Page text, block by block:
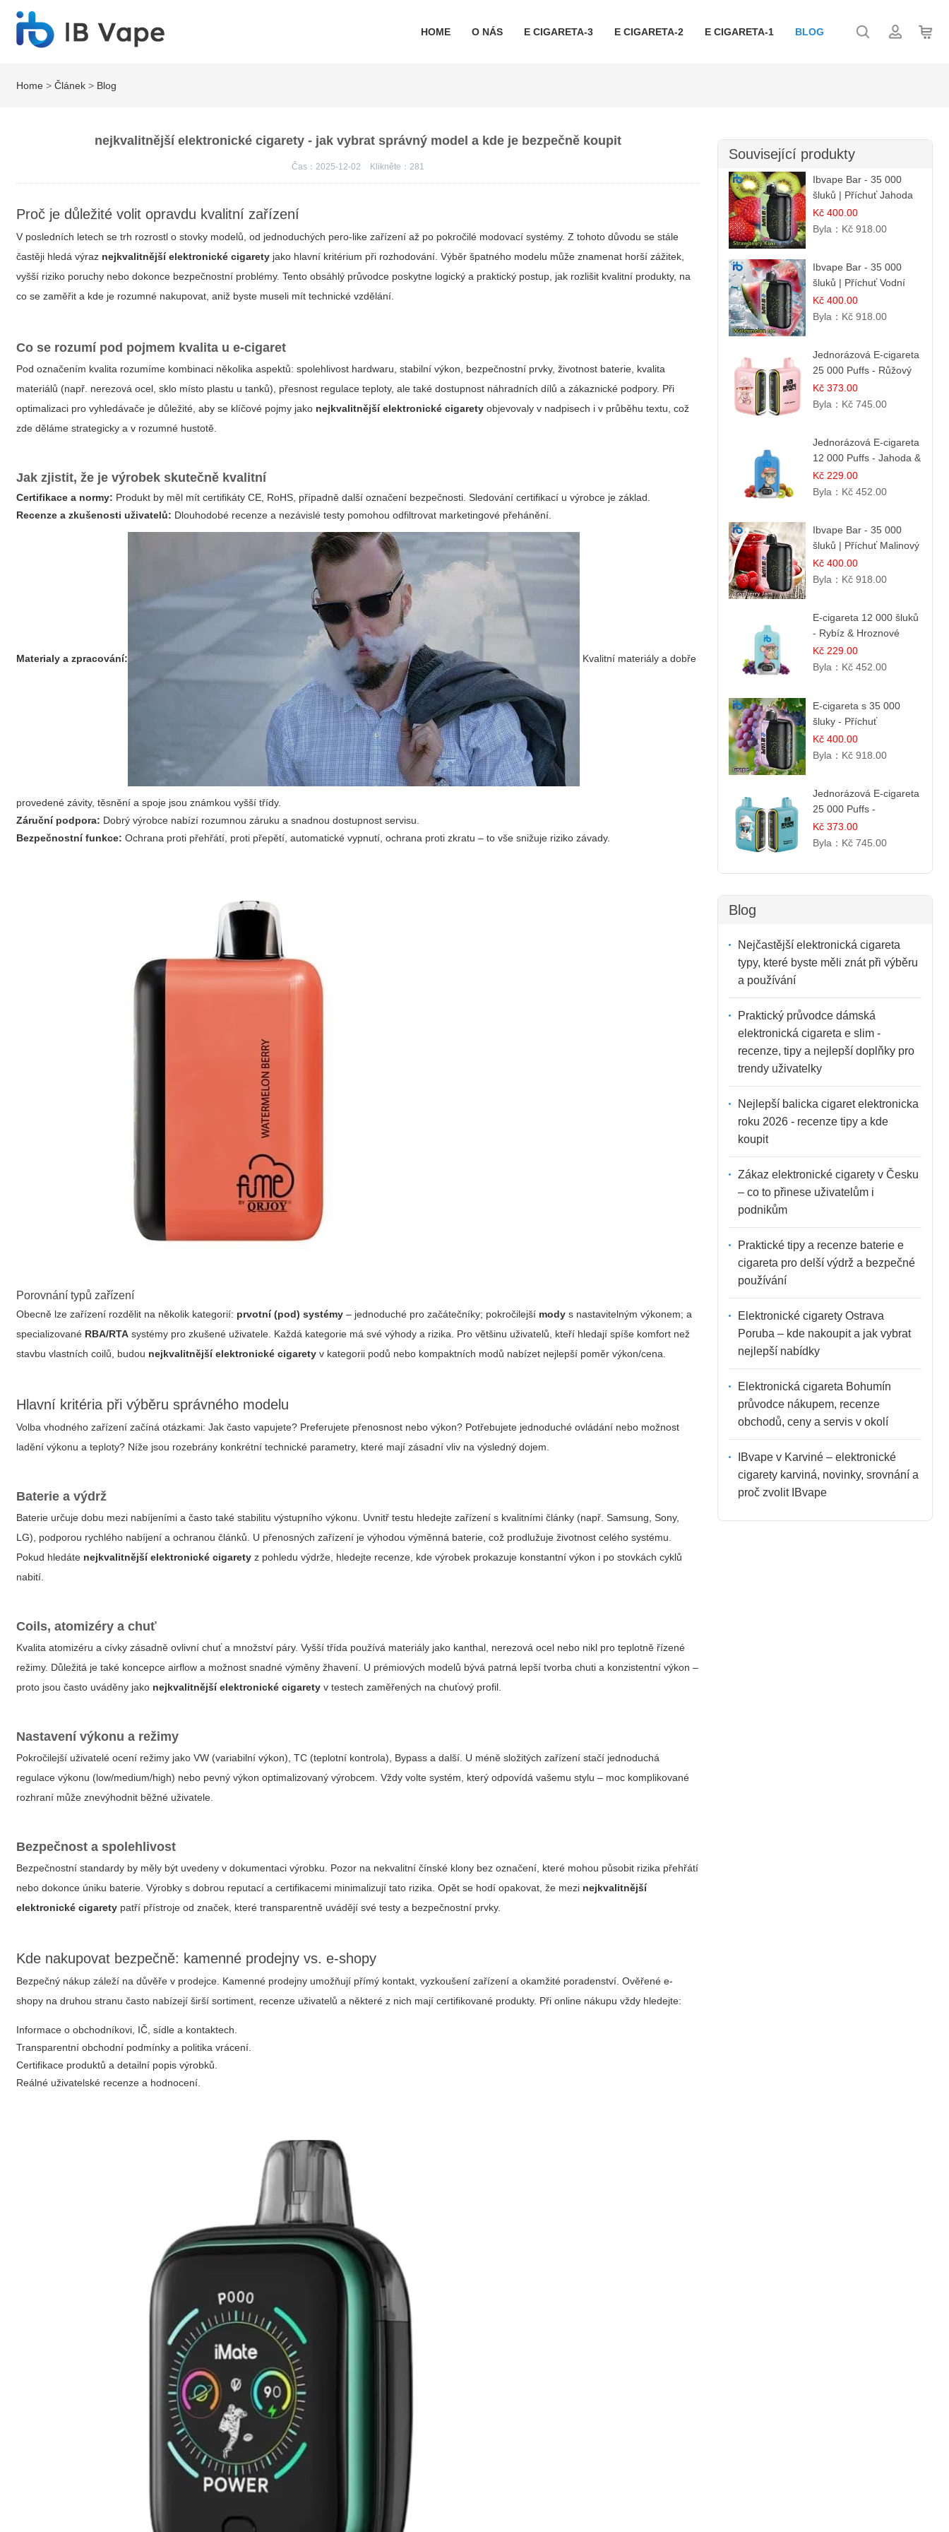
HOME O NÁS E CIGARETA-3 E CIGARETA-2 E CIGARETA-1 BLOG
Home >Článek > Blog
nejkvalitnější elektronické cigarety - jak vybrat správný model a kde je bezpečně koupit
Čas：2025-12-02 Klikněte： 281
Proč je důležité volit opravdu kvalitní zařízení
V posledních letech se trh rozrostl o stovky modelů, od jednoduchých pero-like zařízení až po pokročilé modovací systémy. Z tohoto důvodu se stále
častěji hledá výraz nejkvalitnější elektronické cigarety jako hlavní kritérium při rozhodování. Výběr špatného modelu může znamenat horší zážitek,
vyšší riziko poruchy nebo dokonce bezpečnostní problémy. Tento obsáhlý průvodce poskytne logický a praktický postup, jak rozlišit kvalitní produkty, na
co se zaměřit a kde je rozumné nakupovat, aniž byste museli mít technické vzdělání.
Co se rozumí pod pojmem kvalita u e-cigaret
Pod označením kvalita rozumíme kombinaci několika aspektů: spolehlivost hardwaru, stabilní výkon, bezpečnostní prvky, životnost baterie, kvalita
materiálů (např. nerezová ocel, sklo místo plastu u tanků), přesnost regulace teploty, ale také dostupnost náhradních dílů a zákaznické podpory. Při
optimalizaci pro vyhledávače je důležité, aby se klíčové pojmy jako nejkvalitnější elektronické cigarety objevovaly v nadpisech i v průběhu textu, což
zde děláme strategicky a v rozumné hustotě.
Jak zjistit, že je výrobek skutečně kvalitní
Certifikace a normy: Produkt by měl mít certifikáty CE, RoHS, případně další označení bezpečnosti. Sledování certifikací u výrobce je základ.
Recenze a zkušenosti uživatelů: Dlouhodobé recenze a nezávislé testy pomohou odfiltrovat marketingové přehánění.
Materialy a zpracování: Kvalitní materiály a dobře
provedené závity, těsnění a spoje jsou známkou vyšší třídy.
Záruční podpora: Dobrý výrobce nabízí rozumnou záruku a snadnou dostupnost servisu.
Bezpečnostní funkce: Ochrana proti přehřátí, proti přepětí, automatické vypnutí, ochrana proti zkratu – to vše snižuje riziko závady.
Porovnání typů zařízení
Obecně lze zařízení rozdělit na několik kategorií: prvotní (pod) systémy – jednoduché pro začátečníky; pokročilejší mody s nastavitelným výkonem; a
specializované RBA/RTA systémy pro zkušené uživatele. Každá kategorie má své výhody a rizika. Pro většinu uživatelů, kteří hledají spíše komfort než
stavbu vlastních coilů, budou nejkvalitnější elektronické cigarety v kategorii podů nebo kompaktních modů nabízet nejlepší poměr výkon/cena.
Hlavní kritéria při výběru správného modelu
Volba vhodného zařízení začíná otázkami: Jak často vapujete? Preferujete přenosnost nebo výkon? Potřebujete jednoduché ovládání nebo možnost
ladění výkonu a teploty? Níže jsou rozebrány konkrétní technické parametry, které mají zásadní vliv na výsledný dojem.
Baterie a výdrž
Baterie určuje dobu mezi nabíjeními a často také stabilitu výstupního výkonu. Uvnitř testu hledejte zařízení s kvalitními články (např. Samsung, Sony,
LG), podporou rychlého nabíjení a ochranou článků. U přenosných zařízení je výhodou výměnná baterie, což prodlužuje životnost celého systému.
Pokud hledáte nejkvalitnější elektronické cigarety z pohledu výdrže, hledejte recenze, kde výrobek prokazuje konstantní výkon i po stovkách cyklů
nabití.
Coils, atomizéry a chuť
Kvalita atomizéru a cívky zásadně ovlivní chuť a množství páry. Vyšší třída používá materiály jako kanthal, nerezová ocel nebo nikl pro teplotně řízené
režimy. Důležitá je také koncepce airflow a možnost snadné výměny žhavení. U prémiových modelů bývá patrná lepší tvorba chuti a konzistentní výkon –
proto jsou často uváděny jako nejkvalitnější elektronické cigarety v testech zaměřených na chuťový profil.
Nastavení výkonu a režimy
Pokročilejší uživatelé ocení režimy jako VW (variabilní výkon), TC (teplotní kontrola), Bypass a další. U méně složitých zařízení stačí jednoduchá
regulace výkonu (low/medium/high) nebo pevný výkon optimalizovaný výrobcem. Vždy volte systém, který odpovídá vašemu stylu – moc komplikované
rozhraní může znevýhodnit běžné uživatele.
Bezpečnost a spolehlivost
Bezpečnostní standardy by měly být uvedeny v dokumentaci výrobku. Pozor na nekvalitní čínské klony bez označení, které mohou působit rizika přehřátí
nebo dokonce úniku baterie. Výrobky s dobrou reputací a certifikacemi minimalizují tato rizika. Opět se hodí opakovat, že mezi nejkvalitnější
elektronické cigarety patří přístroje od značek, které transparentně uvádějí své testy a bezpečnostní prvky.
Kde nakupovat bezpečně: kamenné prodejny vs. e-shopy
Bezpečný nákup záleží na důvěře v prodejce. Kamenné prodejny umožňují přímý kontakt, vyzkoušení zařízení a okamžité poradenství. Ověřené e-
shopy na druhou stranu často nabízejí širší sortiment, recenze uživatelů a některé z nich mají certifikované produkty. Při online nákupu vždy hledejte:
Informace o obchodníkovi, IČ, sídle a kontaktech.
Transparentní obchodní podmínky a politika vrácení.
Certifikace produktů a detailní popis výrobků.
Reálné uživatelské recenze a hodnocení.
Související produkty
Ibvape Bar - 35 000
šluků | Příchuť Jahoda
& Kiwi
Kč 400.00
Byla： Kč 918.00
Ibvape Bar - 35 000
šluků | Příchuť Vodní
melounový led
Kč 400.00
Byla： Kč 918.00
Jednorázová E-cigareta
25 000 Puffs - Růžový
Citrón
Kč 373.00
Byla： Kč 745.00
Jednorázová E-cigareta
12 000 Puffs - Jahoda &
Kiwi
Kč 229.00
Byla： Kč 452.00
Ibvape Bar - 35 000
šluků | Příchuť Malinový
džem
Kč 400.00
Byla： Kč 918.00
E-cigareta 12 000 šluků
- Rybíz & Hroznové
Víno
Kč 229.00
Byla： Kč 452.00
E-cigareta s 35 000
šluky - Příchuť
čerstvého hroznů
Kč 400.00
Byla： Kč 918.00
Jednorázová E-cigareta
25 000 Puffs -
Ostružina & Borůvka
Kč 373.00
Byla： Kč 745.00
Blog
Nejčastější elektronická cigareta
typy, které byste měli znát při výběru
a používání
Praktický průvodce dámská
elektronická cigareta e slim -
recenze, tipy a nejlepší doplňky pro
trendy uživatelky
Nejlepší balicka cigaret elektronicka
roku 2026 - recenze tipy a kde
koupit
Zákaz elektronické cigarety v Česku
– co to přinese uživatelům i
podnikům
Praktické tipy a recenze baterie e
cigareta pro delší výdrž a bezpečné
používání
Elektronické cigarety Ostrava
Poruba – kde nakoupit a jak vybrat
nejlepší nabídky
Elektronická cigareta Bohumín
průvodce nákupem, recenze
obchodů, ceny a servis v okolí
IBvape v Karviné – elektronické
cigarety karviná, novinky, srovnání a
proč zvolit IBvape